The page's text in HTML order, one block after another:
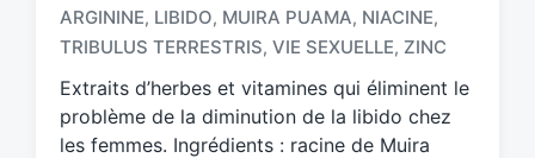
a
g
e
d
w
ARGININE, LIBIDO, MUIRA PUAMA, NIACINE,
TRIBULUS TERRESTRIS, VIE SEXUELLE, ZINC
Extraits d’herbes et vitamines qui éliminent le
problème de la diminution de la libido chez
les femmes. Ingrédients : racine de Muira